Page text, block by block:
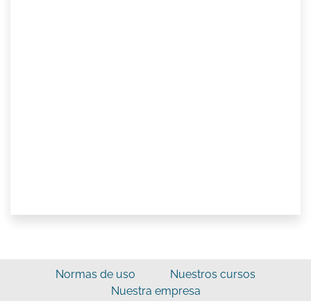
Normas de uso
Nuestros cursos
Nuestra empresa